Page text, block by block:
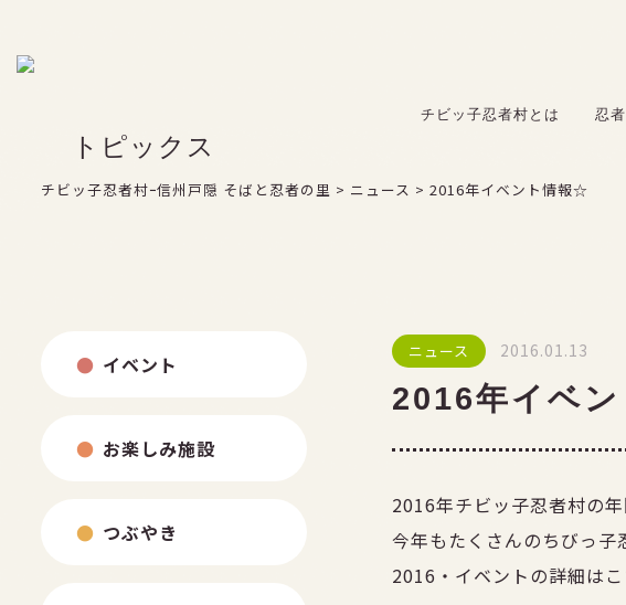
チビッ子忍者村とは 忍
お問い合わせ
トピックス
チビッ子忍者村ｰ信州戸隠 そばと忍者の里 > ニュース > 2016年イベント情報☆
ニュース 2016.01.13
2016年イベ
2016年チビッ子忍者村の
今年もたくさんのちびっ
2016・イベントの詳細は
イベント
お楽しみ施設
つぶやき